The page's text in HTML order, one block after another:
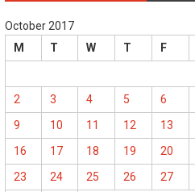
October 2017
M
T W T F
2
3 4 5 6
9
10 11 12 13
16
17 18 19 20
23
24 25 26 27